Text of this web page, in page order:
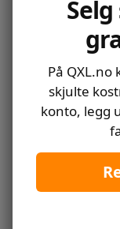
1 KRONE RULL
På
skjulte
konto, legg